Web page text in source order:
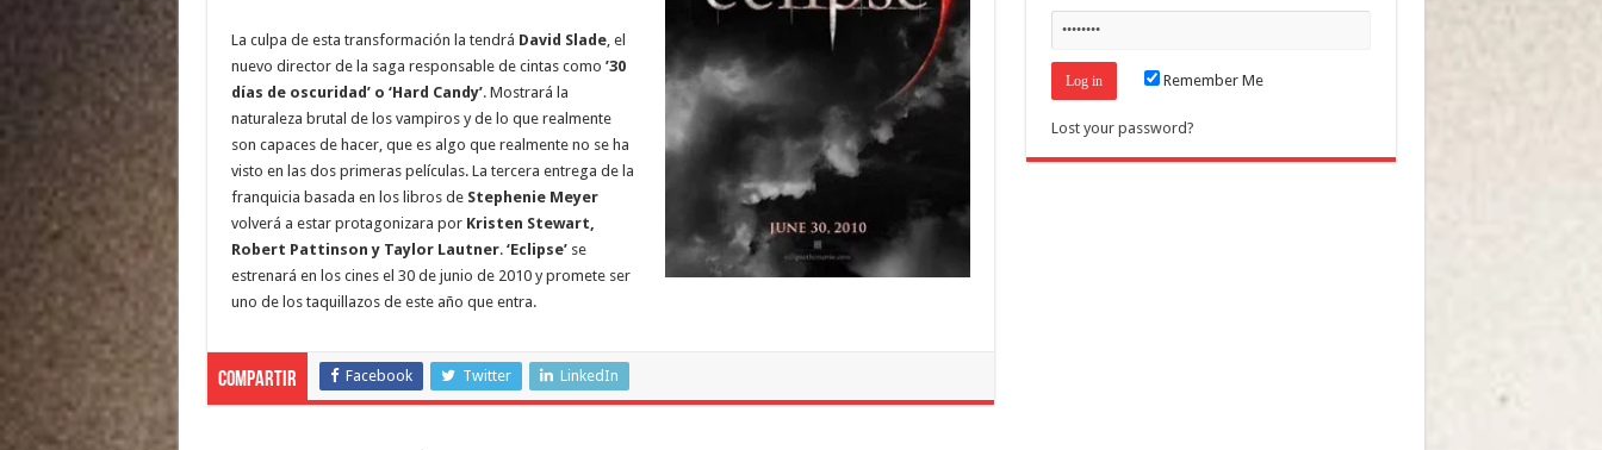
La culpa de esta transformación la tendrá David Slade, el
nuevo director de la saga responsable de cintas como ’30
días de oscuridad’ o ‘Hard Candy’. Mostrará la
naturaleza brutal de los vampiros y de lo que realmente
son capaces de hacer, que es algo que realmente no se ha
visto en las dos primeras películas. La tercera entrega de la
franquicia basada en los libros deStephenie Meyer
volverá a estar protagonizara por Kristen Stewart,
Robert Pattinson y Taylor Lautner.‘Eclipse’se
estrenará en los cines el 30 de junio de 2010 y promete ser
uno de los taquillazos de este año que entra.
Compartir Facebook Twitter LinkedIn
Remember Me
Lost your password?